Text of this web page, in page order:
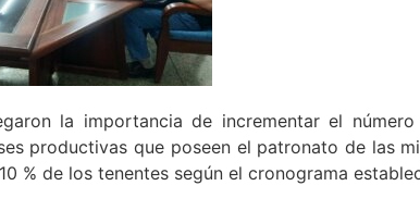
la importancia de incrementar el
productivas que poseen el patronato de las
% de los tenentes según el cronograma